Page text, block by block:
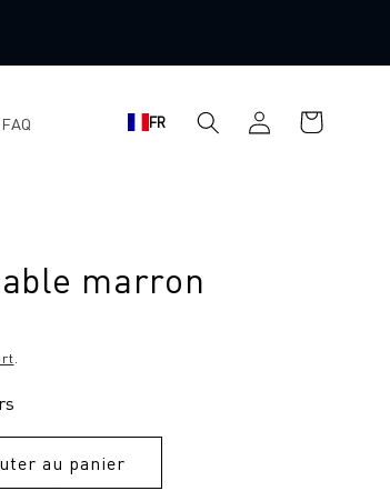
FAQ FR
connecter
Panier
d'achat
marron
.
au panier